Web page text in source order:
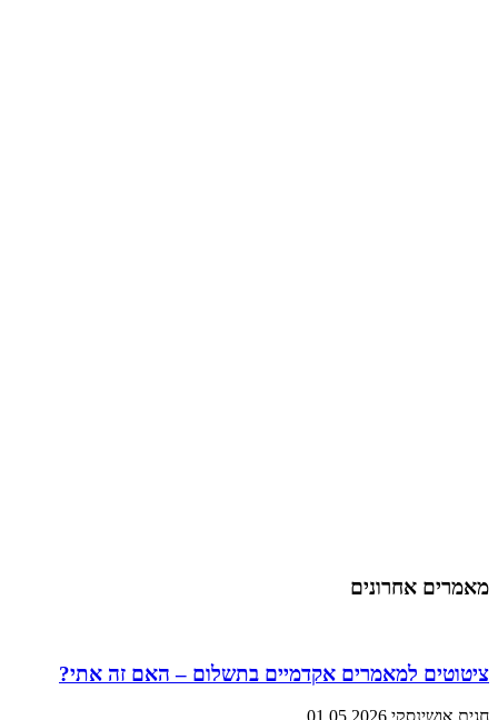
מאמרים אחרונים
ציטוטים למאמרים אקדמיים בתשלום – האם זה אתי?